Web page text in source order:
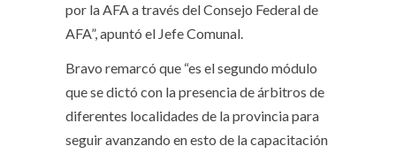
por la AFA a través del Consejo Federal de
AFA”, apuntó el Jefe Comunal.
Bravo remarcó que “es el segundo módulo
que se dictó con la presencia de árbitros de
diferentes localidades de la provincia para
seguir avanzando en esto de la capacitación